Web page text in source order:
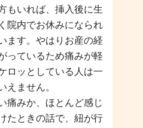
もいれば、挿入後に生
院内でお休みになられ
ます。やはりお産の経
っているため痛みが軽
ロッとしている人は一
えません。
痛みか、ほとんど感じ
たときの話で、紐が行